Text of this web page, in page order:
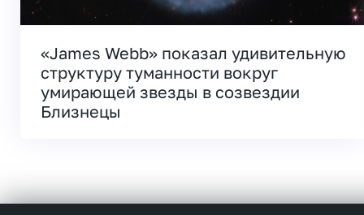
«James Webb» показал удивительную
структуру туманности вокруг
умирающей звезды в созвездии
Близнецы